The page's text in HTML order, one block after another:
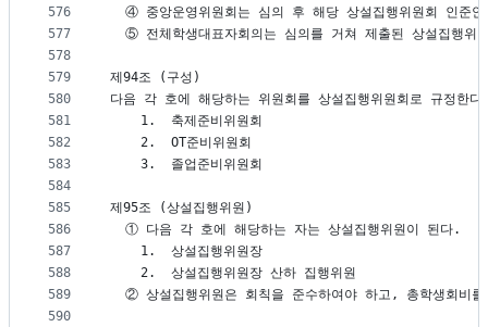
576
577
578
579
580
581
582
583
584
585
586
587
588
589
590
④ 중앙운영위원회는 심의 후 해당 상설집행위원회 인준
⑤ 전체학생대표자회의는 심의를 거쳐 제출된 상설집행위
제94조 (구성)
다음 각 호에 해당하는 위원회를 상설집행위원회로 규정한
    1.	축제준비위원회
    2.	OT준비위원회
    3.	졸업준비위원회
제95조 (상설집행위원)
  ① 다음 각 호에 해당하는 자는 상설집행위원이 된다.
    1.	상설집행위원장
    2.	상설집행위원장 산하 집행위원
② 상설집행위원은 회칙을 준수하여야 하고, 총학생회비